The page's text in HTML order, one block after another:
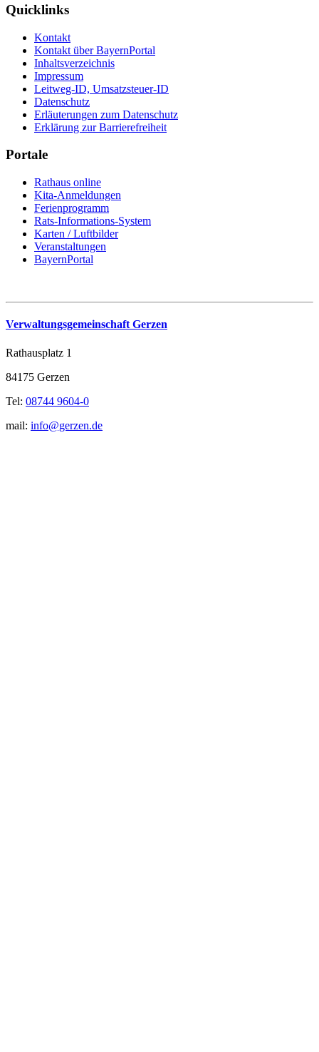
Quicklinks
Kontakt
Kontakt über BayernPortal
Inhaltsverzeichnis
Impressum
Leitweg-ID, Umsatzsteuer-ID
Datenschutz
Erläuterungen zum Datenschutz
Erklärung zur Barrierefreiheit
Portale
Rathaus online
Kita-Anmeldungen
Ferienprogramm
Rats-Informations-System
Karten / Luftbilder
Veranstaltungen
BayernPortal
Verwaltungsgemeinschaft Gerzen
Rathausplatz 1
84175 Gerzen
Tel: 08744 9604-0
mail: info@gerzen.de